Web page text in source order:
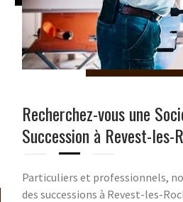
Recherchez-vous une
Succession à Revest-
Particuliers et professionnels,
des successions à Revest-les-